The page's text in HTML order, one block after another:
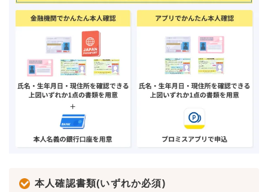
本人確認書類(いずれか必須)